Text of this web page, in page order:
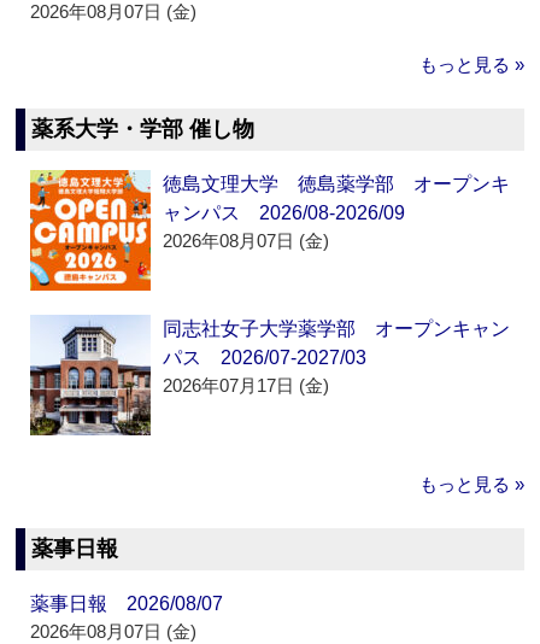
2026年08月07日 (金)
もっと見る »
薬系大学・学部 催し物
徳島文理大学 徳島薬学部 オープンキ
ャンパス 2026/08-2026/09
2026年08月07日 (金)
同志社女子大学薬学部 オープンキャン
パス 2026/07-2027/03
2026年07月17日 (金)
もっと見る »
薬事日報
薬事日報 2026/08/07
2026年08月07日 (金)